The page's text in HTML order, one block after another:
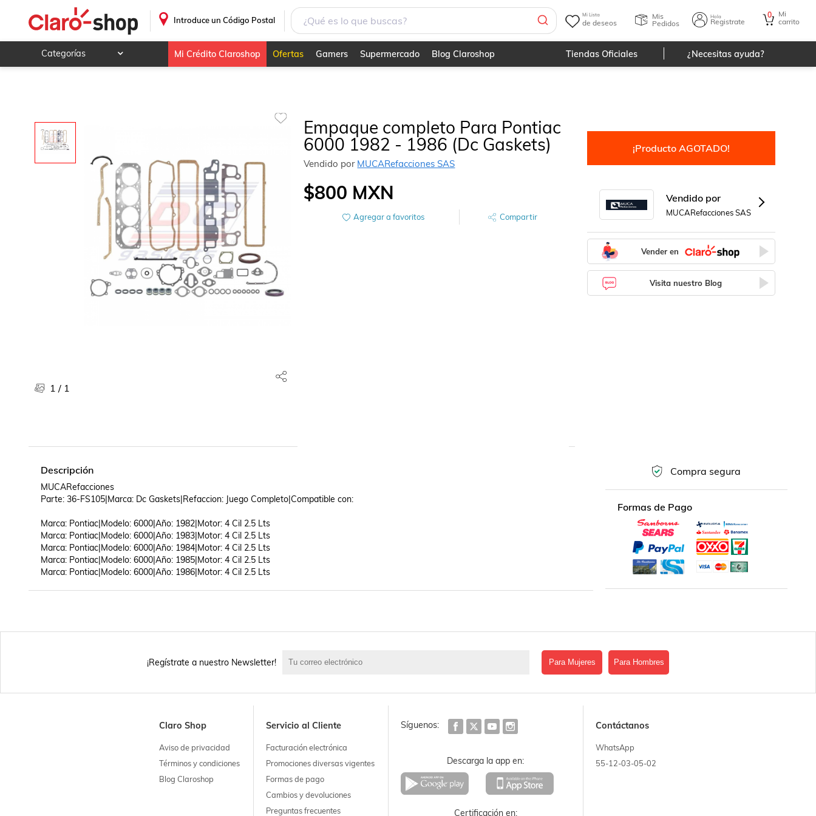
Introduce un Código Postal
Mi Lista
de deseos
Mis
Pedidos
Hola
Registrate
0
Mi
carrito
Categorías
Hogar y jardín
Deportes y ocio
Animales y mascotas
Ropa, calzado y accesorios
Salud, belleza y cuidado personal
Libros, revistas y comics
Películas, series de tv y música
Mi Crédito Claroshop Ofertas Gamers Supermercado Blog Claroshop Tiendas Oficiales ¿Necesitas ayuda?
1 / 1
Empaque completo Para Pontiac
6000 1982 - 1986 (Dc Gaskets)
Vendido por MUCARefacciones SAS
$800 MXN
Agregar a favoritos Compartir
¡Producto AGOTADO!
Vendido por
MUCARefacciones SAS
Vender en
Visita nuestro Blog
Descripción
MUCARefacciones
Parte: 36-FS105|Marca: Dc Gaskets|Refaccion: Juego Completo|Compatible con:
Marca: Pontiac|Modelo: 6000|Año: 1982|Motor: 4 Cil 2.5 Lts
Marca: Pontiac|Modelo: 6000|Año: 1983|Motor: 4 Cil 2.5 Lts
Marca: Pontiac|Modelo: 6000|Año: 1984|Motor: 4 Cil 2.5 Lts
Marca: Pontiac|Modelo: 6000|Año: 1985|Motor: 4 Cil 2.5 Lts
Marca: Pontiac|Modelo: 6000|Año: 1986|Motor: 4 Cil 2.5 Lts
Compra segura
Formas de Pago
¡Regístrate a nuestro Newsletter! Para Mujeres Para Hombres
Claro Shop
Aviso de privacidad
Términos y condiciones
Blog Claroshop
Servicio al Cliente
Facturación electrónica
Promociones diversas vigentes
Formas de pago
Cambios y devoluciones
Preguntas frecuentes
Síguenos:
Descarga la app en:
Certificación en:
Contáctanos
WhatsApp
55-12-03-05-02
Empaque completo Para Pontiac 6000 1982 - 1986 (Dc Gaskets)